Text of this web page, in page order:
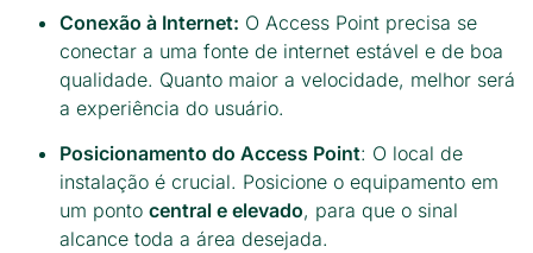
Conexão à Internet: O Access Point precisa se
conectar a uma fonte de internet estável e de boa
qualidade. Quanto maior a velocidade, melhor será
a experiência do usuário.
Posicionamento do Access Point: O local de
instalação é crucial. Posicione o equipamento em
um ponto central e elevado, para que o sinal
alcance toda a área desejada.